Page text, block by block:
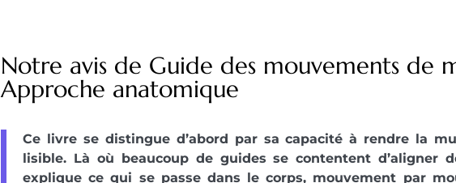
Notre avis de Guide des mouvements de
Approche anatomique
Ce livre se distingue d’abord par sa capacité à rendre la
lisible. Là où beaucoup de guides se contentent d’aligner
explique ce qui se passe dans le corps, mouvement par